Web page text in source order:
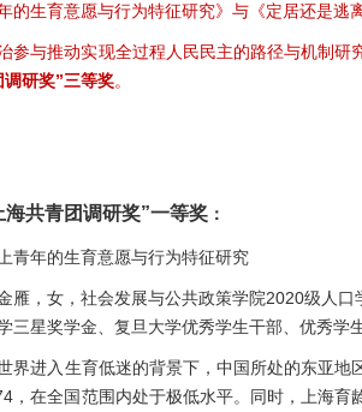
年的生育意愿与行为特征研究》与《定居还是
治参与推动实现全过程人民民主的路径与机制
调研奖”三等奖。
海共青团调研奖”一等奖 ：
青年的生育意愿与行为特征研究
金雁，女，社会发展与公共政策学院2020级人
三星奖学金、复旦大学优秀学生干部、优秀学
世界进入生育低迷的背景下，中国所处的东亚
，在全国范围内处于极低水平。同时，上海